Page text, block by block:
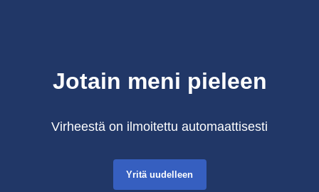
Jotain meni pieleen
Virheestä on ilmoitettu automaattisesti
Yritä uudelleen